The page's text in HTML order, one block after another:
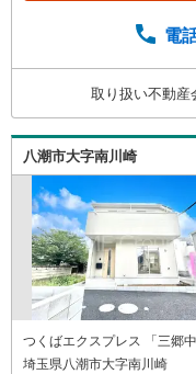
円のご紹介料
マイカーでも安
ーベッド完備3.
な』がここにあ
メニティ、大型
電
取り扱い不動産
八潮市大字南川崎
つくばエクスプレス 「三郷
埼玉県八潮市大字南川崎